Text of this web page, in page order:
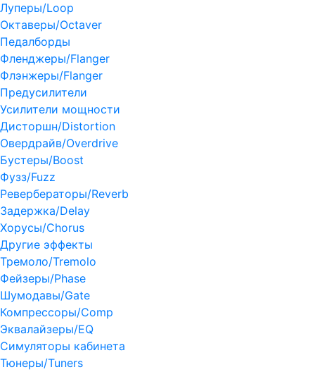
Луперы/Loop
Октаверы/Octaver
Педалборды
Фленджеры/Flanger
Флэнжеры/Flanger
Предусилители
Усилители мощности
Дисторшн/Distortion
Овердрайв/Overdrive
Бустеры/Boost
Фузз/Fuzz
Ревербераторы/Reverb
Задержка/Delay
Хорусы/Chorus
Другие эффекты
Тремоло/Tremolo
Фейзеры/Phase
Шумодавы/Gate
Компрессоры/Comp
Эквалайзеры/EQ
Симуляторы кабинета
Тюнеры/Tuners